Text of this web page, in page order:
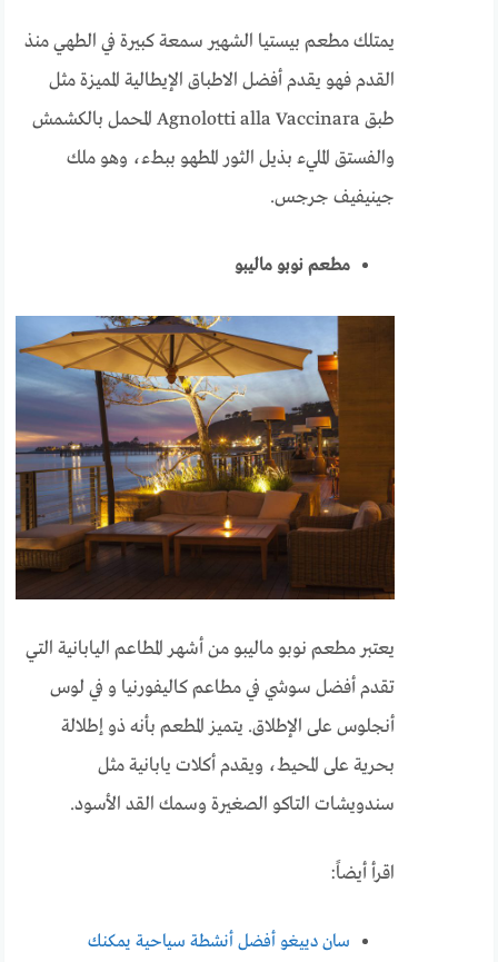
يمتلك مطعم بيستيا الشهير سمعة كبيرة في الطهي منذ
القدم فهو يقدم أفضل الاطباق الإيطالية المميزة مثل
طبق Agnolotti alla Vaccinara المحمل بالكشمش
والفستق المليء بذيل الثور المطهو ببطء، وهو ملك
جينيفيف جرجس.
مطعم نوبو ماليبو
يعتبر مطعم نوبو ماليبو من أشهر المطاعم اليابانية التي
تقدم أفضل سوشي في مطاعم كاليفورنيا و في لوس
أنجلوس على الإطلاق. يتميز المطعم بأنه ذو إطلالة
بحرية على المحيط، ويقدم أكلات يابانية مثل
سندويشات التاكو الصغيرة وسمك القد الأسود.
اقرأ أيضاً:
سان دييغو أفضل أنشطة سياحية يمكنك